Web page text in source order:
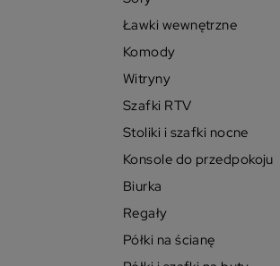
Ławki wewnętrzne
Komody
Witryny
Szafki RTV
Stoliki i szafki nocne
Konsole do przedpokoju
Biurka
Regały
Półki na ścianę